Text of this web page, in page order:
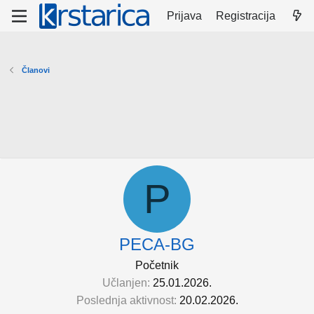
Prijava Registracija
Članovi
P
PECA-BG
Početnik
Učlanjen 25.01.2026.
Poslednja aktivnost 20.02.2026.